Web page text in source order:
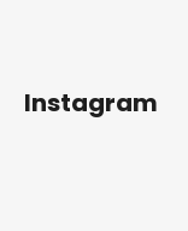
Instagram